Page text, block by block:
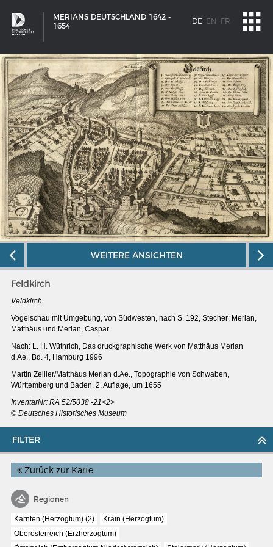
MERIANS DEUTSCHLAND 1642 -
1654
DE EN FR
SCHIFFSTYPEN
MERIANS DEUTSCHLAND 1642 - 1654
Impressum
FILTER
Zurück zur Karte
Regionen
Kärnten (Herzogtum) (2)
Krain (Herzogtum)
Oberösterreich (Erzherzogtum)
WEITERE ANSICHTEN
Feldkirch
Veldkirch.
Vogelschau mit Umgebung, von Südwesten, nach S. 192, Stecher: Merian,
Matthäus und Merian, Caspar
Nach: L. H. Wüthrich, Das druckgraphische Werk von Matthäus Merian
d.Ae., Bd. 4, Hamburg 1996
Martin Zeiller/Matthäus Merian d.Ae., Topographie von Schwaben,
Württemberg und Baden, 2. Auflage, um 1655
InventarNr: RA 52/5038 -21<2>
© Deutsches Historisches Museum